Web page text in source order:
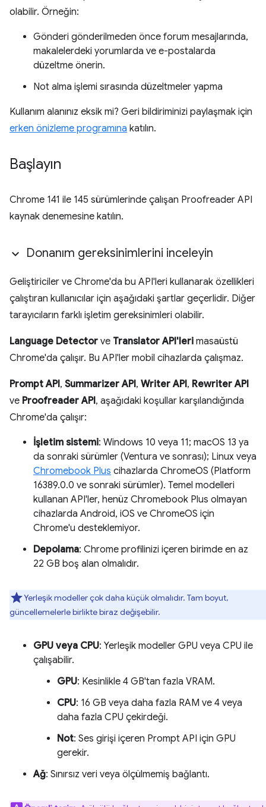
olabilir. Örneğin:
Gönderi gönderilmeden önce forum mesajlarında,
makalelerdeki yorumlarda ve e-postalarda
düzeltme önerin.
Not alma işlemi sırasında düzeltmeler yapma
Kullanım alanınız eksik mi? Geri bildiriminizi paylaşmak için
erken önizleme programına katılın.
Başlayın
Chrome 141 ile 145 sürümlerinde çalışan Proofreader API
kaynak denemesine katılın.
Donanım gereksinimlerini inceleyin
Geliştiriciler ve Chrome'da bu API'leri kullanarak özellikleri
çalıştıran kullanıcılar için aşağıdaki şartlar geçerlidir. Diğer
tarayıcıların farklı işletim gereksinimleri olabilir.
Language Detector ve Translator API'leri masaüstü
Chrome'da çalışır. Bu API'ler mobil cihazlarda çalışmaz.
Prompt API, Summarizer API, Writer API, Rewriter API
ve Proofreader API, aşağıdaki koşullar karşılandığında
Chrome'da çalışır:
İşletim sistemi: Windows 10 veya 11; macOS 13 ya
da sonraki sürümler (Ventura ve sonrası); Linux veya
Chromebook Plus cihazlarda ChromeOS (Platform
16389.0.0 ve sonraki sürümler). Temel modelleri
kullanan API'ler, henüz Chromebook Plus olmayan
cihazlarda Android, iOS ve ChromeOS için
Chrome'u desteklemiyor.
Depolama: Chrome profilinizi içeren birimde en az
22 GB boş alan olmalıdır.
Yerleşik modeller çok daha küçük olmalıdır. Tam boyut,
güncellemelerle birlikte biraz değişebilir.
GPU veya CPU: Yerleşik modeller GPU veya CPU ile
çalışabilir.
GPU: Kesinlikle 4 GB'tan fazla VRAM.
CPU: 16 GB veya daha fazla RAM ve 4 veya
daha fazla CPU çekirdeği.
Not: Ses girişi içeren Prompt API için GPU
gerekir.
Ağ: Sınırsız veri veya ölçülmemiş bağlantı.